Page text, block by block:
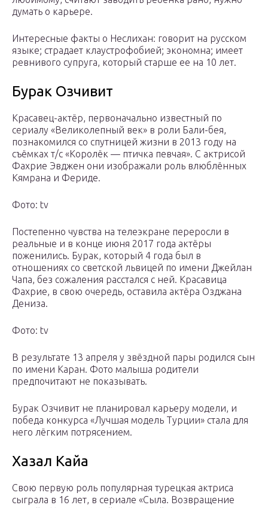
думать о карьере.
Интересные факты о Неслихан: говорит на русском
языке; страдает клаустрофобией; экономна; имеет
ревнивого супруга, который старше ее на 10 лет.
Бурак Озчивит
Красавец-актёр, первоначально известный по
сериалу «Великолепный век» в роли Бали-бея,
познакомился со спутницей жизни в 2013 году на
съёмках т/с «Королёк — птичка певчая». С актрисой
Фахрие Эвджен они изображали роль влюблённых
Кямрана и Фериде.
Фото: tv
Постепенно чувства на телеэкране переросли в
реальные и в конце июня 2017 года актёры
поженились. Бурак, который 4 года был в
отношениях со светской львицей по имени Джейлан
Чапа, без сожаления расстался с ней. Красавица
Фахрие, в свою очередь, оставила актёра Озджана
Дениза.
Фото: tv
В результате 13 апреля у звёздной пары родился сын
по имени Каран. Фото малыша родители
предпочитают не показывать.
Бурак Озчивит не планировал карьеру модели, и
победа конкурса «Лучшая модель Турции» стала для
него лёгким потрясением.
Xазал Кайа
Свою первую роль популярная турецкая актриса
сыграла в 16 лет, в сериале «Сыла. Возвращение